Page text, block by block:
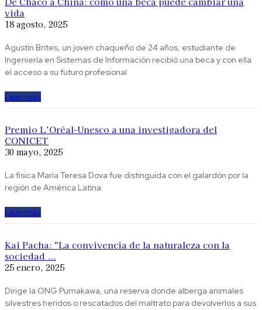
vida
18 agosto, 2025
Agustín Brites, un joven chaqueño de 24 años, estudiante de
Ingeniería en Sistemas de Información recibió una beca y con ella
el acceso a su futuro profesional
Leer más
Premio L’Oréal-Unesco a una investigadora del
CONICET
30 mayo, 2025
La física María Teresa Dova fue distinguida con el galardón por la
región de América Latina
Leer más
Kai Pacha: “La convivencia de la naturaleza con la
sociedad ...
25 enero, 2025
Dirige la ONG Pumakawa, una reserva donde alberga animales
silvestres heridos o rescatados del maltrato para devolverlos a sus